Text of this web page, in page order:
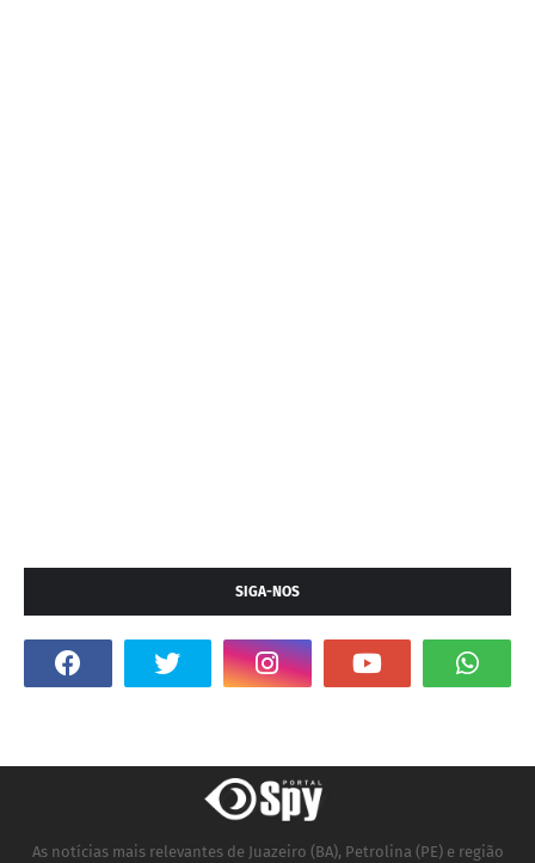
SIGA-NOS
As notícias mais relevantes de Juazeiro (BA), Petrolina (PE) e região